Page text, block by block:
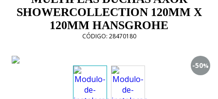
SHOWERCOLLECTION 120MM X
120MM HANSGROHE
CÓDIGO: 28470180
-50%